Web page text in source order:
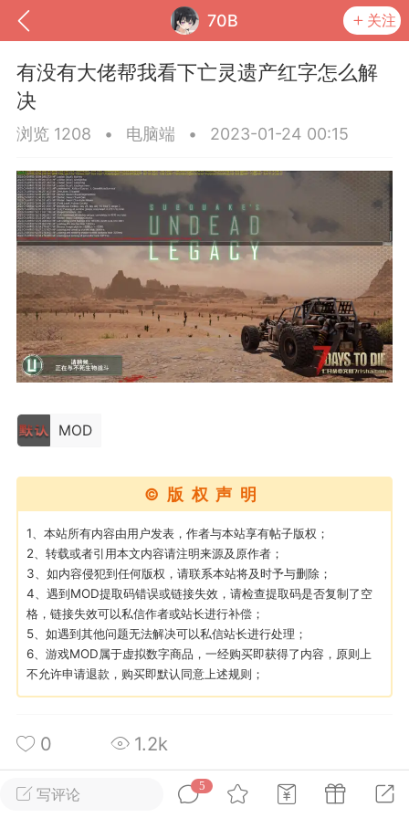
70B 关注
我的钱包 道具 排行榜
MOD下载 攻略教程 联机招募
其他&工具
卖挂
禁止发布联机可用的作弊模组，
单机辅助引流私下售卖服务器外挂！
作弊模组的发布规范近期收到一些信息
作弊模组在联机服务器使用,为了维护游
环境，中文网特此发布以下声明，规范
模组的发布行为：1. *...
大人
Lv.8
写评论
5
有没有大佬帮我看下亡灵遗产红字怎么解
决
浏览 1208 • 电脑端 • 2023-01-24 00:15
MOD
©版权声明
1、本站所有内容由用户发表，作者与本站享有帖子版权；
2、转载或者引用本文内容请注明来源及原作者；
3、如内容侵犯到任何版权，请联系本站将及时予与删除；
4、遇到MOD提取码错误或链接失效，请检查提取码是否复制了空
格，链接失效可以私信作者或站长进行补偿；
5、如遇到其他问题无法解决可以私信站长进行处理；
6、游戏MOD属于虚拟数字商品，一经购买即获得了内容，原则上
不允许申请退款，购买即默认同意上述规则；
0 1.2k